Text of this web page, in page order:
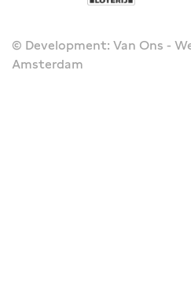
© Development: Van Ons -
Amsterdam